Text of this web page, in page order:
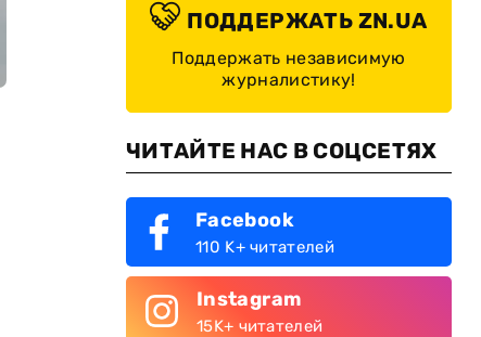
ПОДДЕРЖАТЬ ZN.UA
Поддержать независимую
журналистику!
ЧИТАЙТЕ НАС В СОЦСЕТЯХ
Facebook
110 K+ читателей
Instagram
15K+ читателей